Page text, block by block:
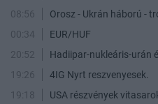
08:56
Orosz - Ukrán háború -
00:34
EUR/HUF
20:52
Hadiipar-nukleáris-urán
19:26
4IG Nyrt reszvenyesek.
19:18
USA részvények